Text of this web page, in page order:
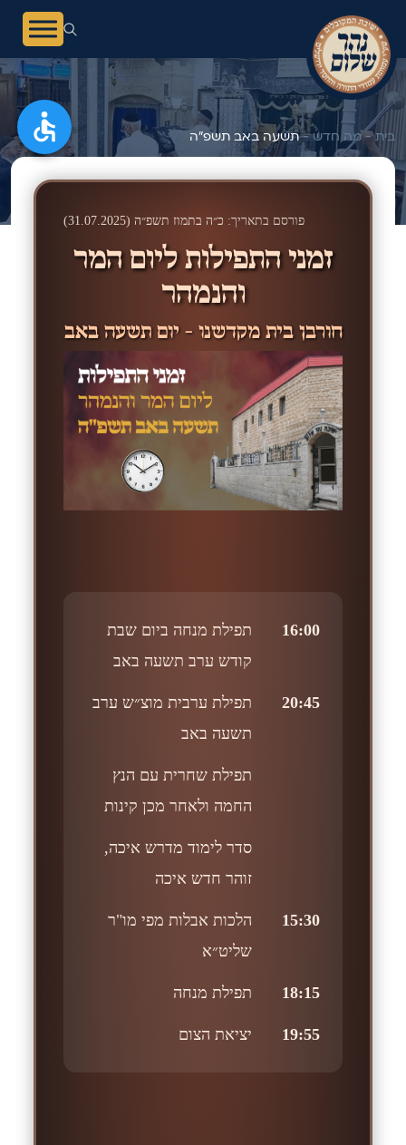
בית -מה חדש -תשעה באב תשפ"ה
פורסם בתאריך: כ״ה בתמוז תשפ״ה (31.07.2025)
זמני התפילות ליום המר
והנמהר
חורבן בית מקדשנו - יום תשעה באב
16:00
תפילת מנחה ביום שבת
קודש ערב תשעה באב
20:45
תפילת ערבית מוצ״ש ערב
תשעה באב
תפילת שחרית עם הנץ
החמה ולאחר מכן קינות
סדר לימוד מדרש איכה,
זוהר חדש איכה
15:30
הלכות אבלות מפי מו"ר
שליט״א
18:15 תפילת מנחה
19:55 יציאת הצום